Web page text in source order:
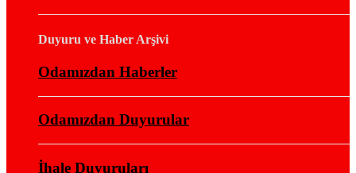
Duyuru ve Haber Arşivi
Odamızdan Haberler
Odamızdan Duyurular
İhale Duyuruları